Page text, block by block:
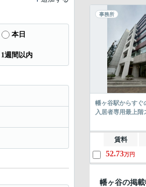
事務所
幡ヶ谷駅からすぐ
入居者専用最上階
賃料
52.73万円
幡ヶ谷の掲
本日
1週間以内